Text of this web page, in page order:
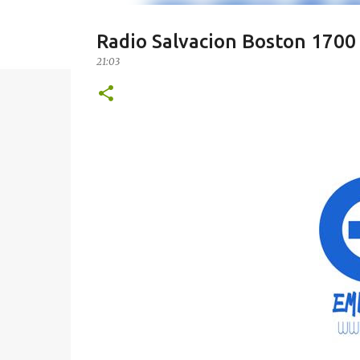
Radio Salvacion Boston
21:03